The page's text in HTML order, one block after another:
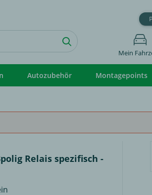
Mein
Autozubehör Montagepoints
Relais spezifisch -